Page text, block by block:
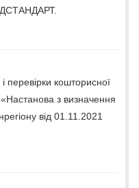
кошторисної
з визначення
від 01.11.2021